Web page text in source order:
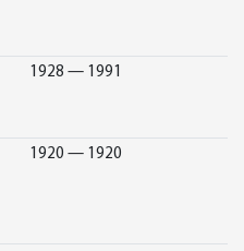
1928 — 1991
1920 — 1920